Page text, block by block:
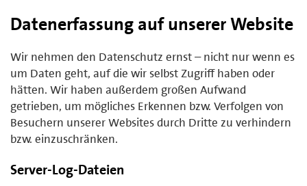
Datenerfassung auf unserer Website
Wir nehmen den Datenschutz ernst – nicht nur wenn es
um Daten geht, auf die wir selbst Zugriff haben oder
hätten. Wir haben außerdem großen Aufwand
getrieben, um mögliches Erkennen bzw. Verfolgen von
Besuchern unserer Websites durch Dritte zu verhindern
bzw. einzuschränken.
Server-Log-Dateien